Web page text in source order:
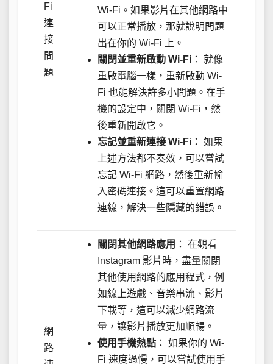
Fi
連
接
問
題
Wi-Fi。如果影片在其他網路中
可以正常播放，那就說明問題
出在你的 Wi-Fi 上。
關閉並重新啟動 Wi-Fi ： 就像
重啟電腦一樣，重新啟動 Wi-
Fi 也能解決許多小問題。在手
機的設定中，關閉 Wi-Fi，然
後重新開啟它。
忘記並重新連接 Wi-Fi ： 如果
上述方法都不奏效，可以嘗試
忘記 Wi-Fi 網路，然後重新輸
入密碼連接。這可以重置網路
連線，解決一些隱藏的錯誤。
網
路
關閉其他網路應用 ： 在觀看
Instagram 影片時，盡量關閉
其他使用網路的應用程式，例
如線上遊戲、音樂串流、影片
下載等，這可以減少網路流
量，讓影片播放更加順暢。
使用手機熱點 ： 如果你的 Wi-
Fi 速度過慢，可以嘗試使用手